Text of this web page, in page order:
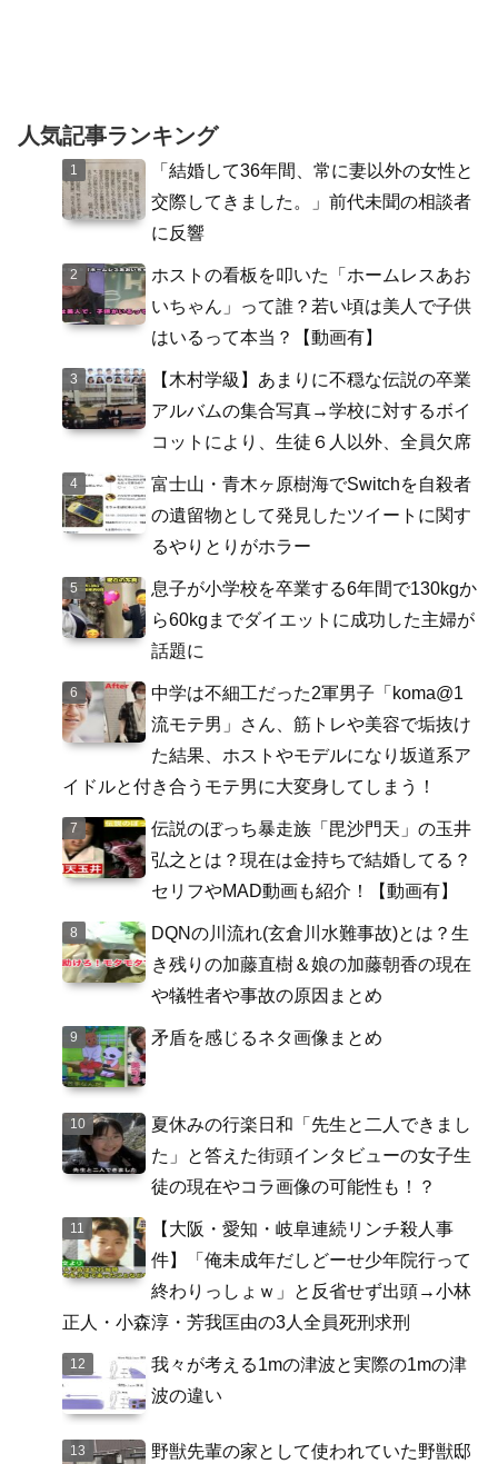
人気記事ランキング
「結婚して36年間、常に妻以外の女性と
交際してきました。」前代未聞の相談者
に反響
ホストの看板を叩いた「ホームレスあお
いちゃん」って誰？若い頃は美人で子供
はいるって本当？【動画有】
【木村学級】あまりに不穏な伝説の卒業
アルバムの集合写真→学校に対するボイ
コットにより、生徒６人以外、全員欠席
富士山・青木ヶ原樹海でSwitchを自殺者
の遺留物として発見したツイートに関す
るやりとりがホラー
息子が小学校を卒業する6年間で130kgか
ら60kgまでダイエットに成功した主婦が
話題に
中学は不細工だった2軍男子「koma@1
流モテ男」さん、筋トレや美容で垢抜け
た結果、ホストやモデルになり坂道系ア
イドルと付き合うモテ男に大変身してしまう！
伝説のぼっち暴走族「毘沙門天」の玉井
弘之とは？現在は金持ちで結婚してる？
セリフやMAD動画も紹介！【動画有】
DQNの川流れ(玄倉川水難事故)とは？生
き残りの加藤直樹＆娘の加藤朝香の現在
や犠牲者や事故の原因まとめ
矛盾を感じるネタ画像まとめ
夏休みの行楽日和「先生と二人できまし
た」と答えた街頭インタビューの女子生
徒の現在やコラ画像の可能性も！？
【大阪・愛知・岐阜連続リンチ殺人事
件】「俺未成年だしどーせ少年院行って
終わりっしょｗ」と反省せず出頭→小林
正人・小森淳・芳我匡由の3人全員死刑求刑
我々が考える1mの津波と実際の1mの津
波の違い
野獣先輩の家として使われていた野獣邸